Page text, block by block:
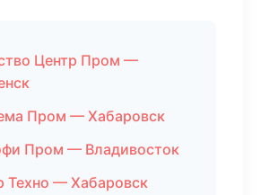
Центр Пром —
Пром — Хабаровск
Пром — Владивосток
Техно — Хабаровск